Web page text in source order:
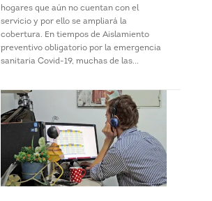
hogares que aún no cuentan con el
servicio y por ello se ampliará la
cobertura. En tiempos de Aislamiento
preventivo obligatorio por la emergencia
sanitaria Covid-19, muchas de las...